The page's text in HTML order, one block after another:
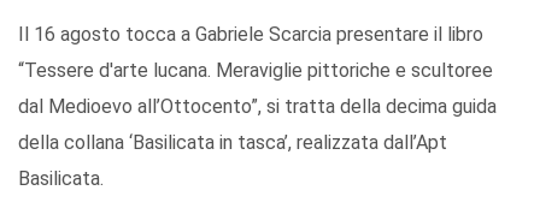
Il 16 agosto tocca a Gabriele Scarcia presentare il libro
“Tessere d'arte lucana. Meraviglie pittoriche e scultoree
dal Medioevo all’Ottocento”, si tratta della decima guida
della collana ‘Basilicata in tasca’, realizzata dall’Apt
Basilicata.